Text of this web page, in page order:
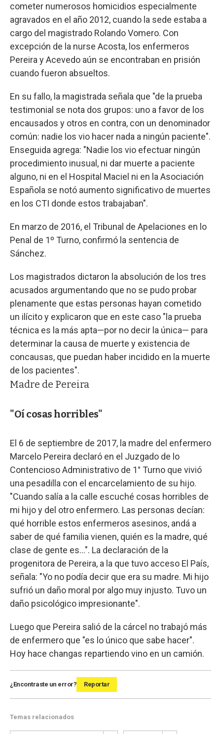
cometer numerosos homicidios especialmente
agravados en el año 2012, cuando la sede estaba a
cargo del magistrado Rolando Vomero. Con
excepción de la nurse Acosta, los enfermeros
Pereira y Acevedo aún se encontraban en prisión
cuando fueron absueltos.
En su fallo, la magistrada señala que "de la prueba
testimonial se nota dos grupos: uno a favor de los
encausados y otros en contra, con un denominador
común: nadie los vio hacer nada a ningún paciente".
Enseguida agrega: "Nadie los vio efectuar ningún
procedimiento inusual, ni dar muerte a paciente
alguno, ni en el Hospital Maciel ni en la Asociación
Española se notó aumento significativo de muertes
en los CTI donde estos trabajaban".
En marzo de 2016, el Tribunal de Apelaciones en lo
Penal de 1º Turno, confirmó la sentencia de
Sánchez.
Los magistrados dictaron la absolución de los tres
acusados argumentando que no se pudo probar
plenamente que estas personas hayan cometido
un ilícito y explicaron que en este caso "la prueba
técnica es la más apta—por no decir la única— para
determinar la causa de muerte y existencia de
concausas, que puedan haber incidido en la muerte
de los pacientes".
Madre de Pereira
"Oí cosas horribles"
El 6 de septiembre de 2017, la madre del enfermero
Marcelo Pereira declaró en el Juzgado de lo
Contencioso Administrativo de 1° Turno que vivió
una pesadilla con el encarcelamiento de su hijo.
"Cuando salía a la calle escuché cosas horribles de
mi hijo y del otro enfermero. Las personas decían:
qué horrible estos enfermeros asesinos, andá a
saber de qué familia vienen, quién es la madre, qué
clase de gente es...". La declaración de la
progenitora de Pereira, a la que tuvo acceso El País,
señala: "Yo no podía decir que era su madre. Mi hijo
sufrió un daño moral por algo muy injusto. Tuvo un
daño psicológico impresionante".
Luego que Pereira salió de la cárcel no trabajó más
de enfermero que "es lo único que sabe hacer".
Hoy hace changas repartiendo vino en un camión.
¿Encontraste un error? Reportar
Temas relacionados